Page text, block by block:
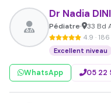
Dr Nadia
Pédiatre• 33 Bd
4.9 ·
Excellent niveau
WhatsApp 05 22